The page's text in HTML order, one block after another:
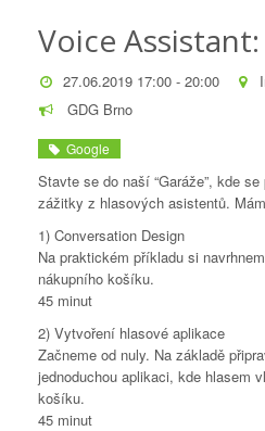
Voice
27.06.2019 17:00 - 20:00
GDG Brno
Google
Stavte se do naší “Garáže”, kde
zážitky z hlasových asistentů.
1) Conversation Design
Na praktickém příkladu si
nákupního košíku.
45 minut
2) Vytvoření hlasové aplikace
Začneme od nuly. Na základě
jednoduchou aplikaci, kde hlasem
košíku.
45 minut